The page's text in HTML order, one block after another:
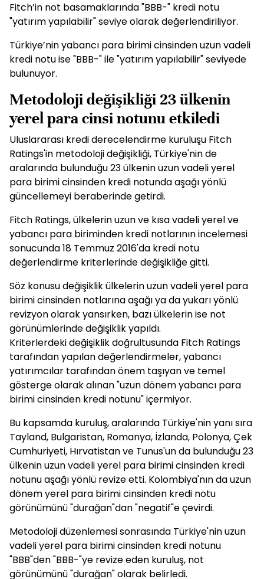
Fitch’in not basamaklarında "BBB-" kredi notu
"yatırım yapılabilir" seviye olarak değerlendiriliyor.
Türkiye’nin yabancı para birimi cinsinden uzun vadeli
kredi notu ise "BBB-" ile "yatırım yapılabilir" seviyede
bulunuyor.
Metodoloji değişikliği 23 ülkenin
yerel para cinsi notunu etkiledi
Uluslararası kredi derecelendirme kuruluşu Fitch
Ratings'in metodoloji değişikliği, Türkiye'nin de
aralarında bulunduğu 23 ülkenin uzun vadeli yerel
para birimi cinsinden kredi notunda aşağı yönlü
güncellemeyi beraberinde getirdi.
Fitch Ratings, ülkelerin uzun ve kısa vadeli yerel ve
yabancı para biriminden kredi notlarının incelemesi
sonucunda 18 Temmuz 2016'da kredi notu
değerlendirme kriterlerinde değişikliğe gitti.
Söz konusu değişiklik ülkelerin uzun vadeli yerel para
birimi cinsinden notlarına aşağı ya da yukarı yönlü
revizyon olarak yansırken, bazı ülkelerin ise not
görünümlerinde değişiklik yapıldı.
Kriterlerdeki değişiklik doğrultusunda Fitch Ratings
tarafından yapılan değerlendirmeler, yabancı
yatırımcılar tarafından önem taşıyan ve temel
gösterge olarak alınan "uzun dönem yabancı para
birimi cinsinden kredi notunu" içermiyor.
Bu kapsamda kuruluş, aralarında Türkiye'nin yanı sıra
Tayland, Bulgaristan, Romanya, İzlanda, Polonya, Çek
Cumhuriyeti, Hırvatistan ve Tunus'un da bulunduğu 23
ülkenin uzun vadeli yerel para birimi cinsinden kredi
notunu aşağı yönlü revize etti. Kolombiya'nın da uzun
dönem yerel para birimi cinsinden kredi notu
görünümünü "durağan"dan "negatif"e çevirdi.
Metodoloji düzenlemesi sonrasında Türkiye'nin uzun
vadeli yerel para birimi cinsinden kredi notunu
"BBB"den "BBB-"ye revize eden kuruluş, not
görünümünü "durağan" olarak belirledi.